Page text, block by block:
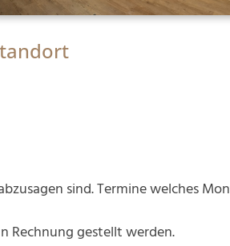
sind. Termine welches
Rechnung gestellt werden.